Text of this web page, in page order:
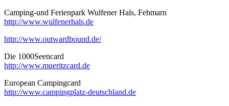
Camping-und Ferienpark Wulfener Hals, Fehmarn
http://www.wulfenerhals.de
http://www.outwardbound.de/
Die 1000Seencard
http://www.mueritzcard.de
European Campingcard
http://www.campingplatz-deutschland.de